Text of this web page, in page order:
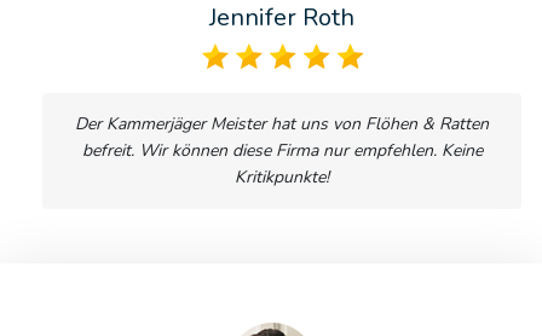
Jennifer Roth
Der Kammerjäger Meister hat uns von Flöhen & Ratten
befreit. Wir können diese Firma nur empfehlen. Keine
Kritikpunkte!